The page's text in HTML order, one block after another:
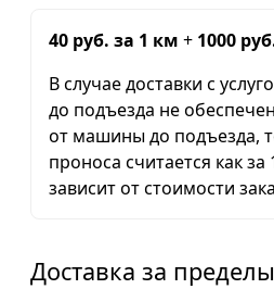
40 руб. за 1 км + 1000
В случае доставки с
до подъезда не
от машины до подъезда,
проноса считается как
зависит от стоимости
Доставка за